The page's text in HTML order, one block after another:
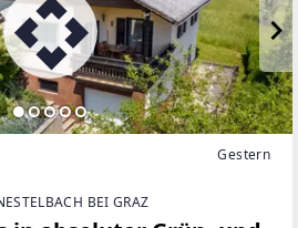
Gestern
BEI GRAZ